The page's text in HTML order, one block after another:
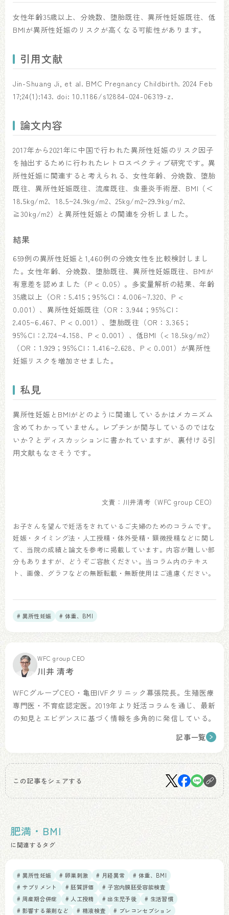
女性年齢35歳以上、分娩数、堕胎既往、異所性妊娠既往、低
BMIが異所性妊娠のリスクが高くなる可能性があります。
引用文献
Jin-Shuang Ji, et al. BMC Pregnancy Childbirth. 2024 Feb
17;24(1):143. doi: 10.1186/s12884-024-06319-z.
論文内容
2017年から2021年に中国で行われた異所性妊娠のリスク因子
を抽出するために行われたレトロスペクティブ研究です。異
所性妊娠に関連すると考えられる、女性年齢、分娩数、堕胎
既往、異所性妊娠既往、流産既往、虫垂炎手術歴、BMI（＜
18.5kg/m2、18.5~24.9kg/m2、25kg/m2~29.9kg/m2、
≧30kg/m2）と異所性妊娠との関連を分析しました。
結果
659例の異所性妊娠と1,460例の分娩女性を比較検討しまし
た。女性年齢、分娩数、堕胎既往、異所性妊娠既往、BMIが
有意差を認めました（P < 0.05）。多変量解析の結果、年齢
35歳以上（OR：5.415；95％CI：4.006~7.320、P <
0.001）、異所性妊娠既往（OR：3.944；95％CI：
2.405~6.467、P < 0.001）、堕胎既往（OR：3.365；
95％CI：2.724~4.158、P < 0.001）、低BMI（< 18.5kg/m2）
（OR：1.929；95％CI：1.416~2.628、P < 0.001）が異所性
妊娠リスクを増加させました。
私見
異所性妊娠とBMIがどのように関連しているかはメカニズム
含めてわかっていません。レプチンが関与しているのではな
いか？とディスカッションに書かれていますが、裏付ける引
用文献もなさそうです。
文責：川井清考（WFC group CEO）
お子さんを望んで妊活をされているご夫婦のためのコラムです。
妊娠・タイミング法・人工授精・体外受精・顕微授精などに関し
て、当院の成績と論文を参考に掲載しています。内容が難しい部
分もありますが、どうぞご容赦ください。当コラム内のテキス
ト、画像、グラフなどの無断転載・無断使用はご遠慮ください。
# 異所性妊娠 # 体重、BMI
WFC group CEO
川井 清考
WFCグループCEO・亀田IVFクリニック幕張院長。生殖医療
専門医・不育症認定医。2019年より妊活コラムを通じ、最新
の知見とエビデンスに基づく情報を多角的に発信している。
記事一覧
この記事をシェアする
肥満・BMI
に関連するタグ
# 異所性妊娠 # 卵巣刺激 # 月経異常
# 体重、BMI
# サプリメント
# 胚質評価
# 子宮内膜胚受容能検査
# 周産期合併症
# 人工授精 # 出生児予後
# 生活習慣
# 影響する薬剤など
# 精液検査 # プレコンセプション